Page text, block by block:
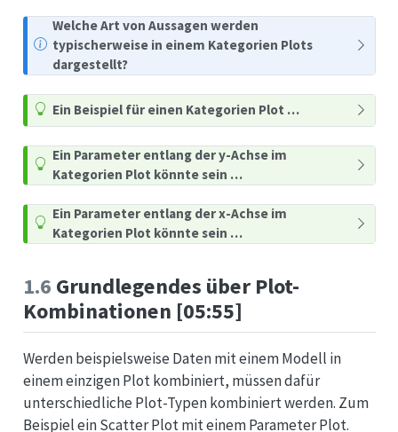
Welche Art von Aussagen werden
typischerweise in einem Kategorien Plots
dargestellt?
Ein Beispiel für einen Kategorien Plot …
Ein Parameter entlang der y-Achse im
Kategorien Plot könnte sein …
Ein Parameter entlang der x-Achse im
Kategorien Plot könnte sein …
1.6 Grundlegendes über Plot-
Kombinationen [05:55]
Werden beispielsweise Daten mit einem Modell in
einem einzigen Plot kombiniert, müssen dafür
unterschiedliche Plot-Typen kombiniert werden. Zum
Beispiel ein Scatter Plot mit einem Parameter Plot.